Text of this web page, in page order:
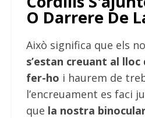
O Darrere De
Això significa que els
s’estan creuant al lloc
fer-ho i haurem de
l’encreuament es faci
que la nostra